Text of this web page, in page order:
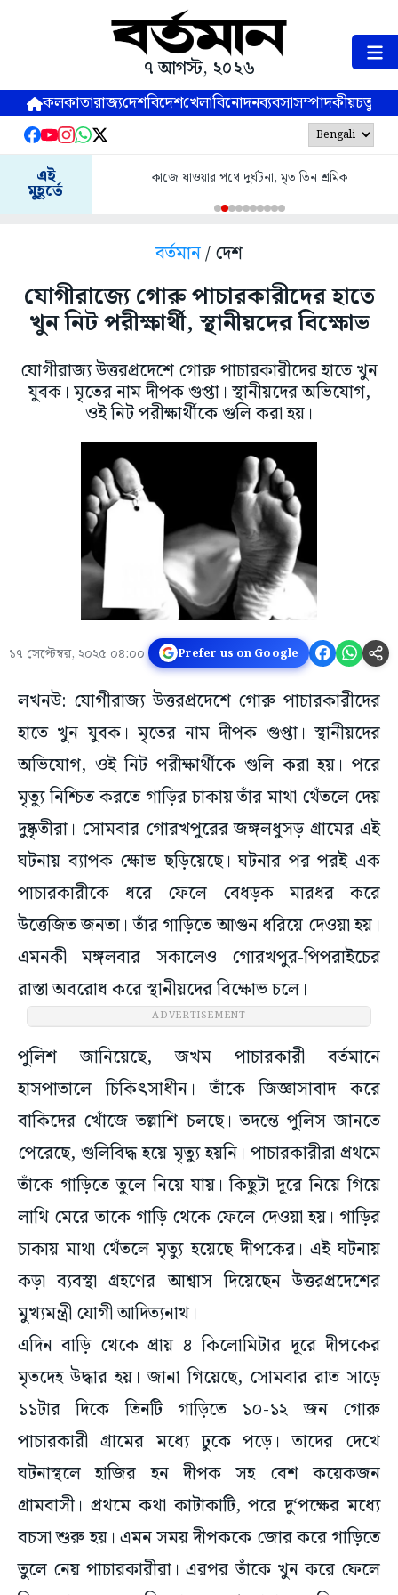
৭ আগস্ট, ২০২৬
কলকাতারাজ্যদেশবিদেশখেলাবিনোদনব্যবসাসম্পাদকীয়
এই
মুহূর্তে
কাজে যাওয়ার পথে দুর্ঘটনা, মৃত তিন শ্রমিক
বর্তমান/ দেশ
যোগীরাজ্যে গোরু পাচারকারীদের হাতে
খুন নিট পরীক্ষার্থী, স্থানীয়দের বিক্ষোভ
যোগীরাজ্য উত্তরপ্রদেশে গোরু পাচারকারীদের হাতে খুন
যুবক। মৃতের নাম দীপক গুপ্তা। স্থানীয়দের অভিযোগ,
ওই নিট পরীক্ষার্থীকে গুলি করা হয়।
১৭ সেপ্টেম্বর, ২০২৫ ০৪:০০ Prefer us on Google
লখনউ: যোগীরাজ্য উত্তরপ্রদেশে গোরু পাচারকারীদের
হাতে খুন যুবক। মৃতের নাম দীপক গুপ্তা। স্থানীয়দের
অভিযোগ, ওই নিট পরীক্ষার্থীকে গুলি করা হয়। পরে
মৃত্যু নিশ্চিত করতে গাড়ির চাকায় তাঁর মাথা থেঁতলে দেয়
দুষ্কৃতীরা। সোমবার গোরখপুরের জঙ্গলধুসড় গ্রামের এই
ঘটনায় ব্যাপক ক্ষোভ ছড়িয়েছে। ঘটনার পর পরই এক
পাচারকারীকে ধরে ফেলে বেধড়ক মারধর করে
উত্তেজিত জনতা। তাঁর গাড়িতে আগুন ধরিয়ে দেওয়া হয়।
এমনকী মঙ্গলবার সকালেও গোরখপুর-পিপরাইচের
রাস্তা অবরোধ করে স্থানীয়দের বিক্ষোভ চলে।
ADVERTISEMENT
পুলিশ জানিয়েছে, জখম পাচারকারী বর্তমানে
হাসপাতালে চিকিৎসাধীন। তাঁকে জিজ্ঞাসাবাদ করে
বাকিদের খোঁজে তল্লাশি চলছে। তদন্তে পুলিস জানতে
পেরেছে, গুলিবিদ্ধ হয়ে মৃত্যু হয়নি। পাচারকারীরা প্রথমে
তাঁকে গাড়িতে তুলে নিয়ে যায়। কিছুটা দূরে নিয়ে গিয়ে
লাথি মেরে তাকে গাড়ি থেকে ফেলে দেওয়া হয়। গাড়ির
চাকায় মাথা থেঁতলে মৃত্যু হয়েছে দীপকের। এই ঘটনায়
কড়া ব্যবস্থা গ্রহণের আশ্বাস দিয়েছেন উত্তরপ্রদেশের
মুখ্যমন্ত্রী যোগী আদিত্যনাথ।
এদিন বাড়ি থেকে প্রায় ৪ কিলোমিটার দূরে দীপকের
মৃতদেহ উদ্ধার হয়। জানা গিয়েছে, সোমবার রাত সাড়ে
১১টার দিকে তিনটি গাড়িতে ১০-১২ জন গোরু
পাচারকারী গ্রামের মধ্যে ঢুকে পড়ে। তাদের দেখে
ঘটনাস্থলে হাজির হন দীপক সহ বেশ কয়েকজন
গ্রামবাসী। প্রথমে কথা কাটাকাটি, পরে দু‘পক্ষের মধ্যে
বচসা শুরু হয়। এমন সময় দীপককে জোর করে গাড়িতে
তুলে নেয় পাচারকারীরা। এরপর তাঁকে খুন করে ফেলে